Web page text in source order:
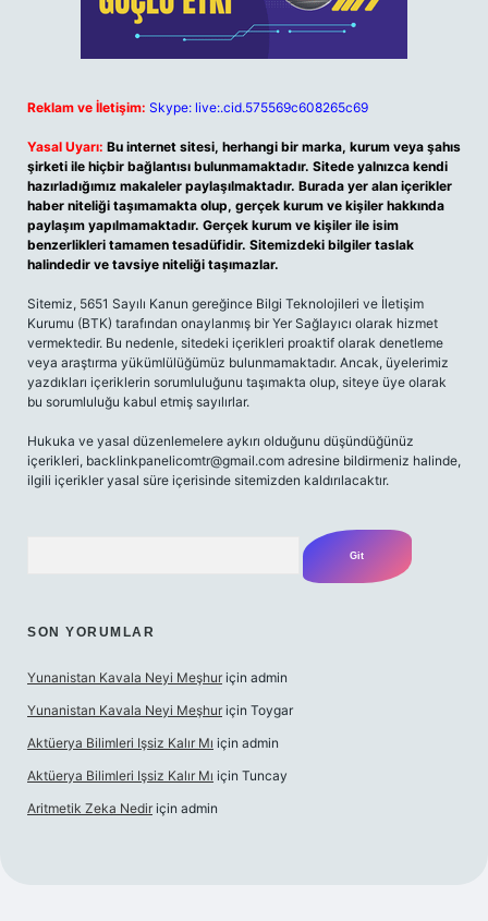
Reklam ve İletişim: Skype: live:.cid.575569c608265c69
Yasal Uyarı: Bu internet sitesi, herhangi bir marka, kurum veya şahıs
şirketi ile hiçbir bağlantısı bulunmamaktadır. Sitede yalnızca kendi
hazırladığımız makaleler paylaşılmaktadır. Burada yer alan içerikler
haber niteliği taşımamakta olup, gerçek kurum ve kişiler hakkında
paylaşım yapılmamaktadır. Gerçek kurum ve kişiler ile isim
benzerlikleri tamamen tesadüfidir. Sitemizdeki bilgiler taslak
halindedir ve tavsiye niteliği taşımazlar.
Sitemiz, 5651 Sayılı Kanun gereğince Bilgi Teknolojileri ve İletişim
Kurumu (BTK) tarafından onaylanmış bir Yer Sağlayıcı olarak hizmet
vermektedir. Bu nedenle, sitedeki içerikleri proaktif olarak denetleme
veya araştırma yükümlülüğümüz bulunmamaktadır. Ancak, üyelerimiz
yazdıkları içeriklerin sorumluluğunu taşımakta olup, siteye üye olarak
bu sorumluluğu kabul etmiş sayılırlar.
Hukuka ve yasal düzenlemelere aykırı olduğunu düşündüğünüz
içerikleri, backlinkpanelicomtr@gmail.com adresine bildirmeniz halinde,
ilgili içerikler yasal süre içerisinde sitemizden kaldırılacaktır.
SON YORUMLAR
Yunanistan Kavala Neyi Meşhur için admin
Yunanistan Kavala Neyi Meşhur için Toygar
Aktüerya Bilimleri Işsiz Kalır Mı için admin
Aktüerya Bilimleri Işsiz Kalır Mı için Tuncay
Aritmetik Zeka Nedir için admin